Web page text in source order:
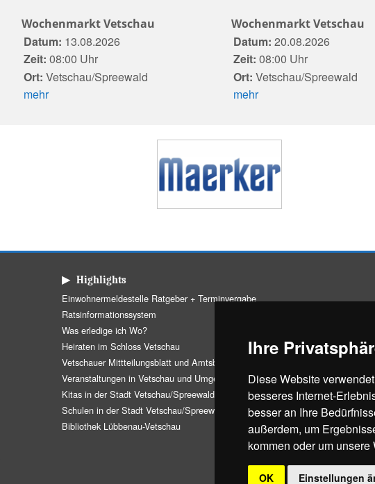
Ihre
Diese Website
besseres Internet-
besser an Ihre
außerdem, um
kommen oder um
OK Einstellungen
Wochenmarkt Vetschau
Datum: 13.08.2026
Zeit: 08:00 Uhr
Ort: Vetschau/Spreewald
mehr
Wochenmarkt Vetschau
Datum: 20.08.2026
Zeit: 08:00 Uhr
Ort: Vetschau/Spreewald
mehr
▶ Highlights
Einwohnermeldestelle Ratgeber + Terminvergabe
Ratsinformationssystem
Was erledige ich Wo?
Heiraten im Schloss Vetschau
Vetschauer Mittteilungsblatt und Amtsblatt
Veranstaltungen in Vetschau und Umgebung
Kitas in der Stadt Vetschau/Spreewald
Schulen in der Stadt Vetschau/Spreewald
Bibliothek Lübbenau-Vetschau